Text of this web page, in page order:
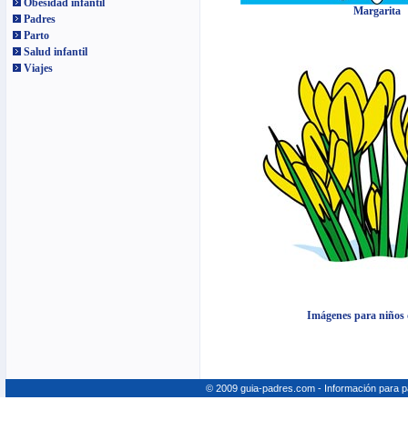
Obesidad infantil
Padres
Parto
Salud infantil
Viajes
Margarita
Imágenes para niños
© 2009 guia-padres.com - Información para